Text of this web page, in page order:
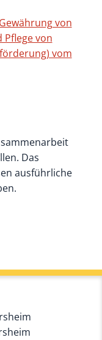
von
von
vom
Das
ausführliche